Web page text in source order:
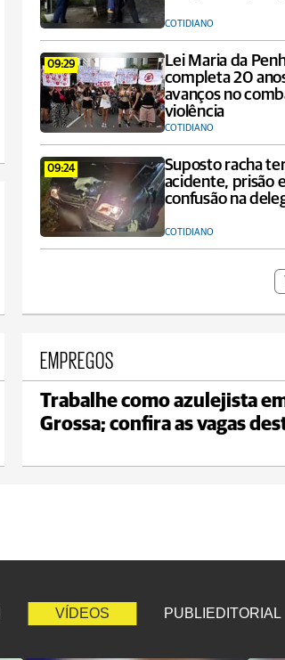
COTIDIANO
09:29
Lei Maria da
completa 20
avanços no
violência
COTIDIANO
09:24
Suposto racha
acidente, prisão
confusão na
COTIDIANO
Jaguariaíva
max 19°C min
EMPREGOS
Trabalhe como azulejista
Grossa; confira as vagas
VÍDEOS PUBLIEDITORIAL